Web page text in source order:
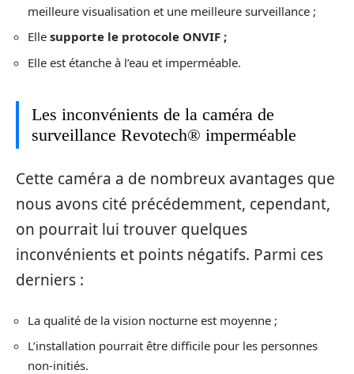
meilleure visualisation et une meilleure surveillance ;
Elle supporte le protocole ONVIF ;
Elle est étanche à l’eau et imperméable.
Les inconvénients de la caméra de
surveillance Revotech® imperméable
Cette caméra a de nombreux avantages que
nous avons cité précédemment, cependant,
on pourrait lui trouver quelques
inconvénients et points négatifs. Parmi ces
derniers :
La qualité de la vision nocturne est moyenne ;
L’installation pourrait être difficile pour les personnes
non-initiés.